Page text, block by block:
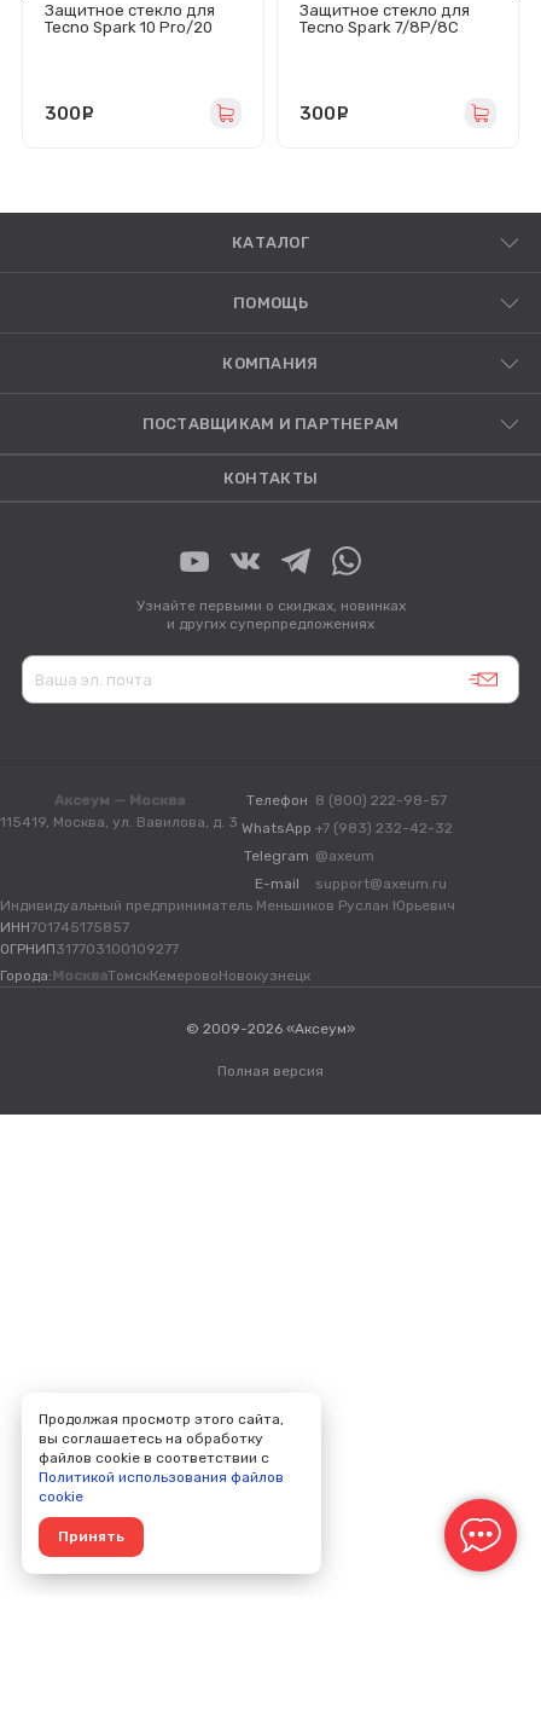
Защитное стекло для
Tecno Spark 10 Pro/20
300
Защитное стекло для
Tecno Spark 7/8P/8C
300
КАТАЛОГ
ПОМОЩЬ
КОМПАНИЯ
ПОСТАВЩИКАМ И ПАРТНЕРАМ
КОНТАКТЫ
Узнайте первыми о скидках, новинках
и других суперпредложениях
Аксеум — Москва
115419, Москва, ул. Вавилова, д. 3
Телефон 8 (800) 222-98-57
WhatsApp +7 (983) 232-42-32
Telegram @axeum
E-mail
support@axeum.ru
Индивидуальный предприниматель Меньшиков Руслан Юрьевич
ИНН701745175857
ОГРНИП317703100109277
Города: МоскваТомскКемеровоНовокузнецк
© 2009-2026 «Аксеум»
Полная версия
Продолжая просмотр этого сайта,
вы соглашаетесь на обработку
файлов cookie в соответствии с
Политикой использования файлов
cookie
Принять